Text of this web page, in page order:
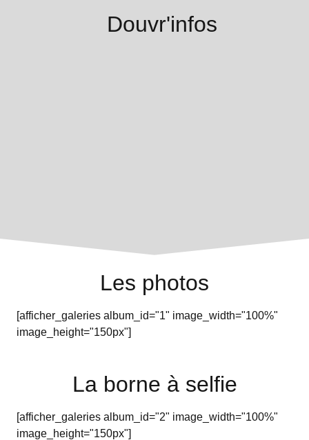
Douvr'infos
Les photos
[afficher_galeries album_id="1" image_width="100%"
image_height="150px"]
La borne à selfie
[afficher_galeries album_id="2" image_width="100%"
image_height="150px"]